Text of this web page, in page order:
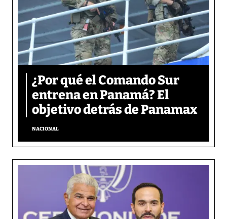
¿Por qué el Comando Sur
entrena en Panamá? El
objetivo detrás de Panamax
NACIONAL